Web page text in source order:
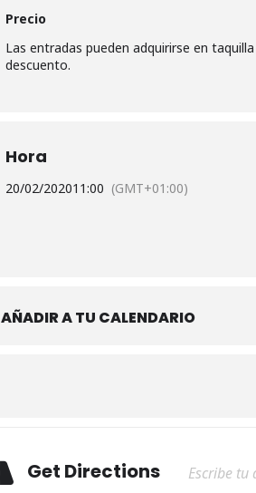
Precio
Las entradas pueden adquirirse en
descuento.
Hora
20/02/202011:00 (GMT+01:00)
AÑADIR A TU CALENDARIO
Get Directions